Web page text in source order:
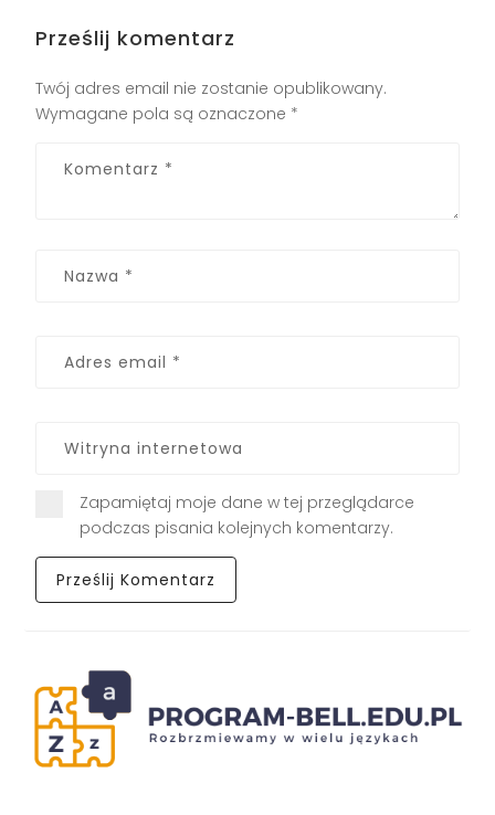
Prześlij komentarz
Twój adres email nie zostanie opublikowany.
Wymagane pola są oznaczone *
Zapamiętaj moje dane w tej przeglądarce
podczas pisania kolejnych komentarzy.